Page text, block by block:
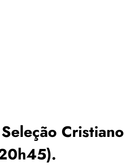
Cristiano